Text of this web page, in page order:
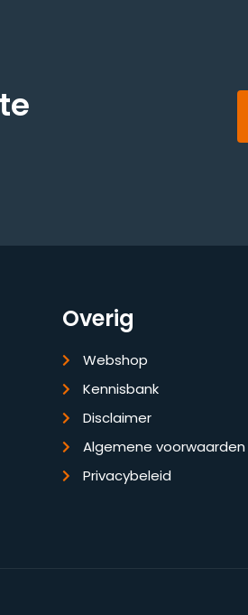
Overig
Webshop
Kennisbank
Disclaimer
Algemene voorwaarden
Privacybeleid